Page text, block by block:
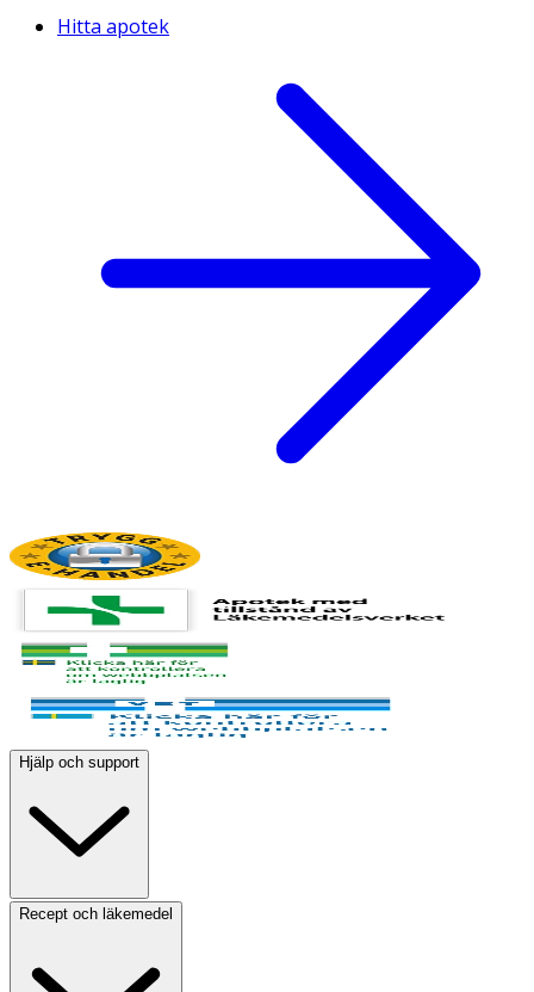
Hitta apotek
Hjälp och support
Recept och läkemedel